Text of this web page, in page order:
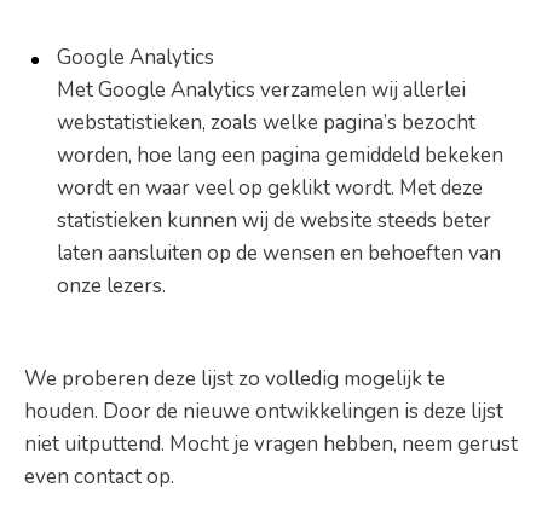
Google Analytics
Met Google Analytics verzamelen wij allerlei
webstatistieken, zoals welke pagina’s bezocht
worden, hoe lang een pagina gemiddeld bekeken
wordt en waar veel op geklikt wordt. Met deze
statistieken kunnen wij de website steeds beter
laten aansluiten op de wensen en behoeften van
onze lezers.
We proberen deze lijst zo volledig mogelijk te
houden. Door de nieuwe ontwikkelingen is deze lijst
niet uitputtend. Mocht je vragen hebben, neem gerust
even contact op.